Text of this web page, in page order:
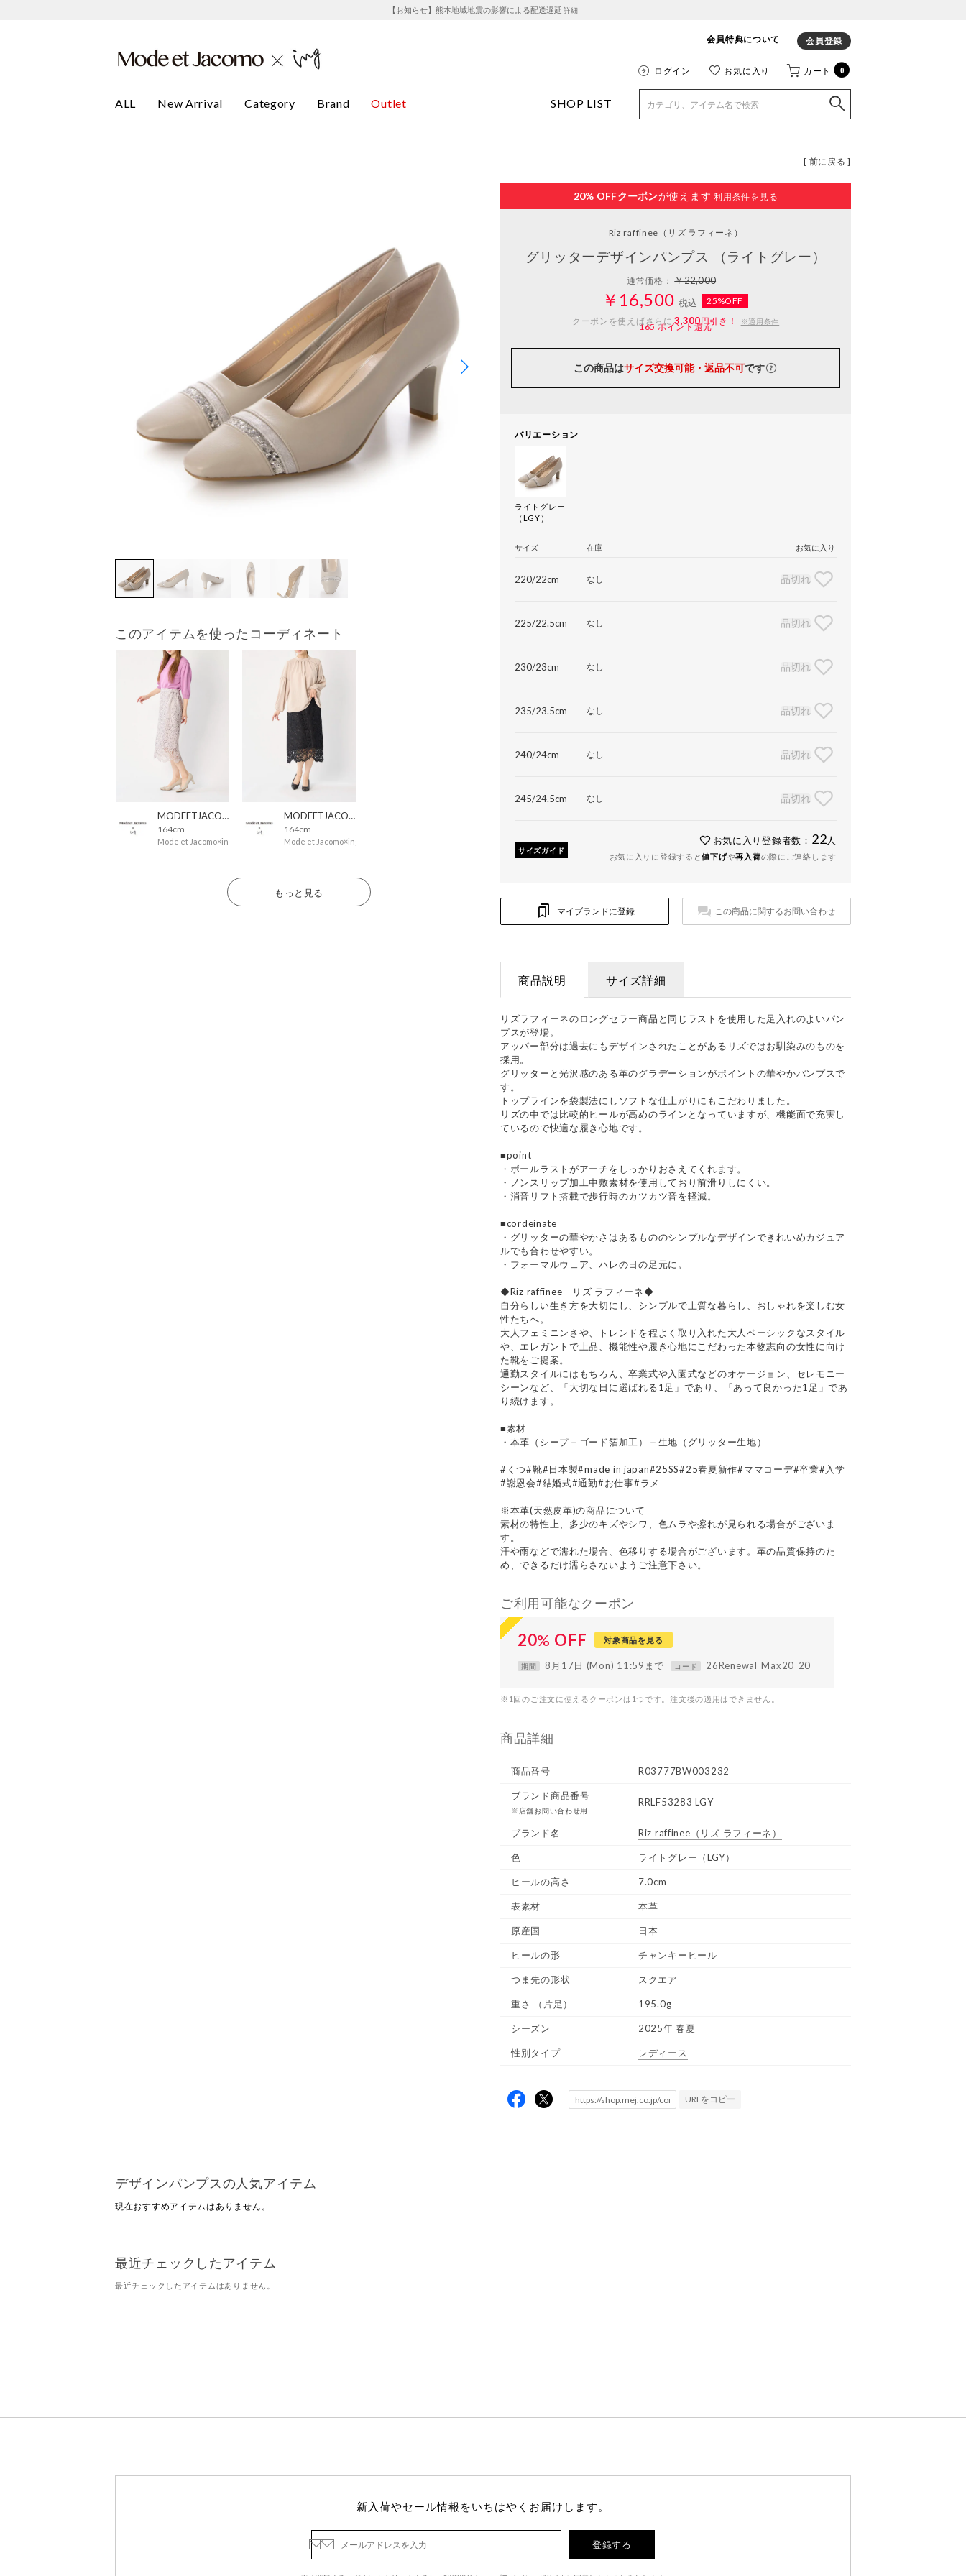
【お知らせ】熊本地域地震の影響による配送遅延 詳細
会員特典について 会員登録
ログイン お気に入り カート 0
ALL New Arrival Category Brand Outlet SHOP LIST
[ 前に戻る ]
このアイテムを使ったコーディネート
MODEETJACOMOingSTAFF
164cm
Mode et Jacomo×ing
MODEETJACOMOingSTAFF
164cm
Mode et Jacomo×ing
もっと見る
20% OFFクーポンが使えます 利用条件を見る
Riz raffinee （リズ ラフィーネ）
グリッターデザインパンプス （ライトグレー）
通常価格：￥22,000
￥16,500 税込
25%OFF
クーポンを使えばさらに3,300円引き！ ※適用条件
165ポイント還元
この商品はサイズ交換可能・返品不可です
バリエーション
ライトグレー
（LGY）
サイズ 在庫 お気に入り
220/22cm なし 品切れ
225/22.5cm なし 品切れ
230/23cm なし 品切れ
235/23.5cm なし 品切れ
240/24cm なし 品切れ
245/24.5cm なし 品切れ
サイズガイド
お気に入り登録者数： 22 人
お気に入りに登録すると値下げや再入荷の際にご連絡します
マイブランドに登録 この商品に関するお問い合わせ
商品説明 サイズ詳細
リズラフィーネのロングセラー商品と同じラストを使用した足入れのよいパン
プスが登場。
アッパー部分は過去にもデザインされたことがあるリズではお馴染みのものを
採用。
グリッターと光沢感のある革のグラデーションがポイントの華やかパンプスで
す。
トップラインを袋製法にしソフトな仕上がりにもこだわりました。
リズの中では比較的ヒールが高めのラインとなっていますが、機能面で充実し
ているので快適な履き心地です。
■point
・ボールラストがアーチをしっかりおさえてくれます。
・ノンスリップ加工中敷素材を使用しており前滑りしにくい。
・消音リフト搭載で歩行時のカツカツ音を軽減。
■cordeinate
・グリッターの華やかさはあるもののシンプルなデザインできれいめカジュア
ルでも合わせやすい。
・フォーマルウェア、ハレの日の足元に。
◆Riz raffinee リズ ラフィーネ◆
自分らしい生き方を大切にし、シンプルで上質な暮らし、おしゃれを楽しむ女
性たちへ。
大人フェミニンさや、トレンドを程よく取り入れた大人ベーシックなスタイル
や、エレガントで上品、機能性や履き心地にこだわった本物志向の女性に向け
た靴をご提案。
通勤スタイルにはもちろん、卒業式や入園式などのオケージョン、セレモニー
シーンなど、「大切な日に選ばれる1足」であり、「あって良かった1足」であ
り続けます。
■素材
・本革（シープ＋ゴード箔加工）＋生地（グリッター生地）
#くつ#靴#日本製#made in japan#25SS#25春夏新作#ママコーデ#卒業#入学
#謝恩会#結婚式#通勤#お仕事#ラメ
※本革(天然皮革)の商品について
素材の特性上、多少のキズやシワ、色ムラや擦れが見られる場合がございま
す。
汗や雨などで濡れた場合、色移りする場合がございます。革の品質保持のた
め、できるだけ濡らさないようご注意下さい。
ご利用可能なクーポン
20% OFF 対象商品を見る
期間 8月17日 (Mon) 11:59まで コード 26Renewal_Max20_20
※1回のご注文に使えるクーポンは1つです。注文後の適用はできません。
商品詳細
商品番号 R03777BW003232
ブランド商品番号
※店舗お問い合わせ用
RRLF53283 LGY
ブランド名 Riz raffinee （リズ ラフィーネ）
色 ライトグレー（LGY）
ヒールの高さ 7.0cm
表素材 本革
原産国 日本
ヒールの形 チャンキーヒール
つま先の形状 スクエア
重さ （片足） 195.0g
シーズン 2025年 春夏
性別タイプ レディース
URLをコピー
デザインパンプスの人気アイテム
現在おすすめアイテムはありません。
最近チェックしたアイテム
最近チェックしたアイテムはありません。
新入荷やセール情報をいちはやくお届けします。
登録する